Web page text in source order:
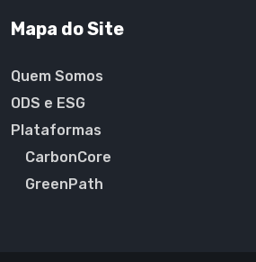
Mapa do Site
Quem Somos
ODS e ESG
Plataformas
CarbonCore
GreenPath